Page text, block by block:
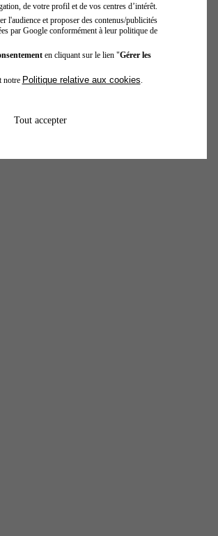
de votre profil et de vos centres d’intérêt.
l'audience et proposer des contenus/publicités
par Google conformément à leur politique de
en cliquant sur le lien "Gérer les
notre Politique relative aux cookies
Tout accepter